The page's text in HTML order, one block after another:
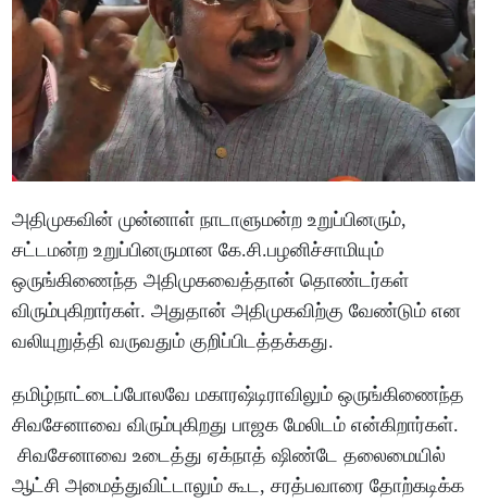
அதிமுகவின் முன்னாள் நாடாளுமன்ற உறுப்பினரும்,
சட்டமன்ற உறுப்பினருமான கே.சி.பழனிச்சாமியும்
ஒருங்கிணைந்த அதிமுகவைத்தான் தொண்டர்கள்
விரும்புகிறார்கள். அதுதான் அதிமுகவிற்கு வேண்டும் என
வலியுறுத்தி வருவதும் குறிப்பிடத்தக்கது.
தமிழ்நாட்டைப்போலவே மகாரஷ்டிராவிலும் ஒருங்கிணைந்த
சிவசேனாவை விரும்புகிறது பாஜக மேலிடம் என்கிறார்கள்.
சிவசேனாவை உடைத்து ஏக்நாத் ஷிண்டே தலைமையில்
ஆட்சி அமைத்துவிட்டாலும் கூட, சரத்பவாரை தோற்கடிக்க